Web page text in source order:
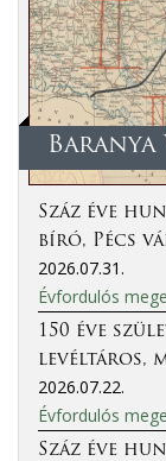
Baranya
Száz éve
bíró, Pécs
2026.07.31.
Évfordulós
150 éve
levéltáros,
2026.07.22.
Évfordulós
Száz éve